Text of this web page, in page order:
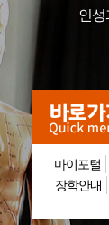
인
마이포털
장학안내